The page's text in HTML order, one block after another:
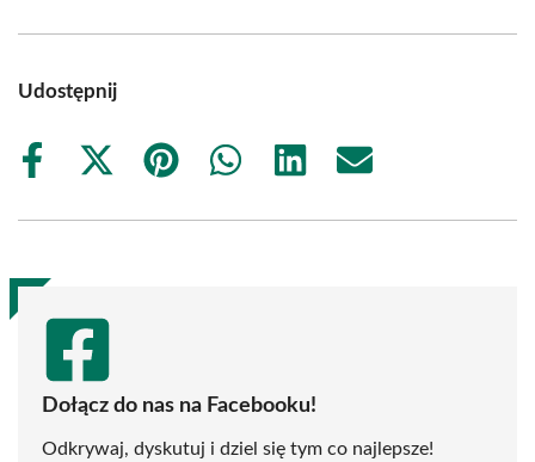
Udostępnij
Share
Share
(Twitter)
Share
Share
Share
Share
Dołącz do nas na Facebooku!
Odkrywaj, dyskutuj i dziel się tym co najlepsze!